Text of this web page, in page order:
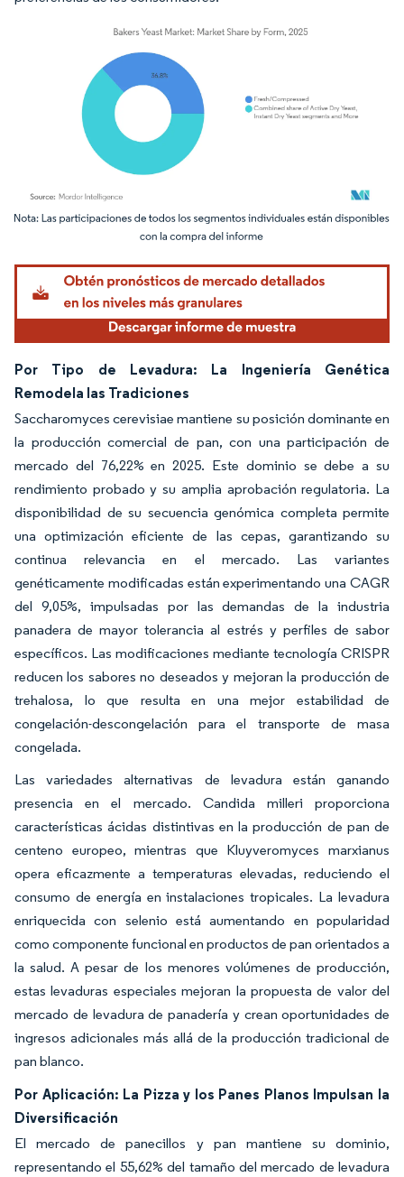
Imagen © Mordor Intelligence. El uso requiere atribución según CC BY 4.0.
Por Tipo de Levadura: La Ingeniería Genética
Remodela las Tradiciones
Saccharomyces cerevisiae mantiene su posición dominante en
la producción comercial de pan, con una participación de
mercado del 76,22% en 2025. Este dominio se debe a su
rendimiento probado y su amplia aprobación regulatoria. La
disponibilidad de su secuencia genómica completa permite
una optimización eficiente de las cepas, garantizando su
continua relevancia en el mercado. Las variantes
genéticamente modificadas están experimentando una CAGR
del 9,05%, impulsadas por las demandas de la industria
panadera de mayor tolerancia al estrés y perfiles de sabor
específicos. Las modificaciones mediante tecnología CRISPR
reducen los sabores no deseados y mejoran la producción de
trehalosa, lo que resulta en una mejor estabilidad de
congelación-descongelación para el transporte de masa
congelada.
Las variedades alternativas de levadura están ganando
presencia en el mercado. Candida milleri proporciona
características ácidas distintivas en la producción de pan de
centeno europeo, mientras que Kluyveromyces marxianus
opera eficazmente a temperaturas elevadas, reduciendo el
consumo de energía en instalaciones tropicales. La levadura
enriquecida con selenio está aumentando en popularidad
como componente funcional en productos de pan orientados a
la salud. A pesar de los menores volúmenes de producción,
estas levaduras especiales mejoran la propuesta de valor del
mercado de levadura de panadería y crean oportunidades de
ingresos adicionales más allá de la producción tradicional de
pan blanco.
Por Aplicación: La Pizza y los Panes Planos Impulsan la
Diversificación
El mercado de panecillos y pan mantiene su dominio,
representando el 55,62% del tamaño del mercado de levadura